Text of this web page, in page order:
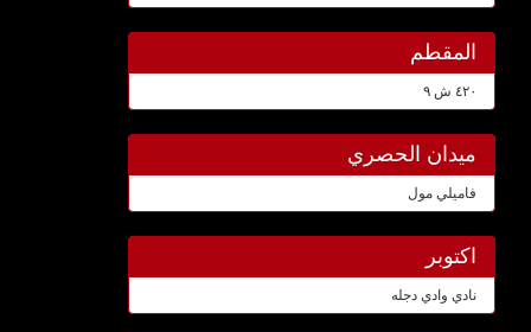
المقطم
٤٢٠ ش ٩
ميدان الحصري
فاميلي مول
اكتوبر
نادي وادي دجله